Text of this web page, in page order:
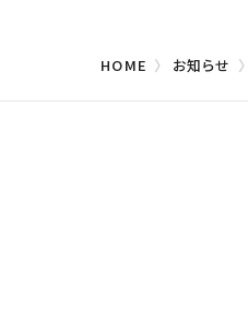
HOME お知らせ